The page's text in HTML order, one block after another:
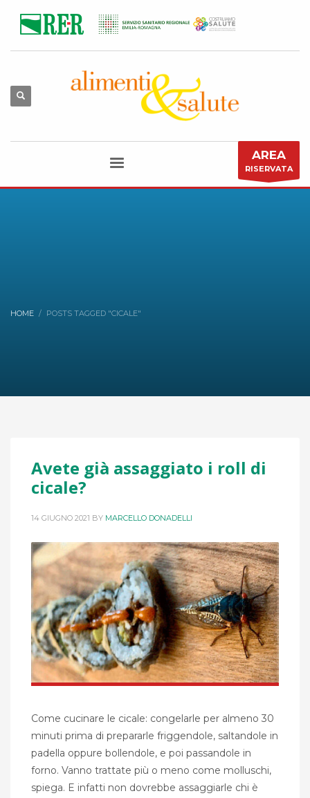
AREA
RISERVATA
HOME POSTS TAGGED "CICALE"
Avete già assaggiato i roll di
cicale?
14 GIUGNO 2021 BY MARCELLO DONADELLI
Come cucinare le cicale: congelarle per almeno 30
minuti prima di prepararle friggendole, saltandole in
padella oppure bollendole, e poi passandole in
forno. Vanno trattate più o meno come molluschi,
spiega. E infatti non dovrebbe assaggiarle chi è